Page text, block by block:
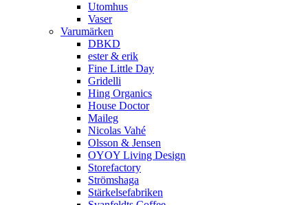
Utomhus
Vaser
Varumärken
DBKD
ester & erik
Fine Little Day
Gridelli
Hing Organics
House Doctor
Maileg
Nicolas Vahé
Olsson & Jensen
OYOY Living Design
Storefactory
Strömshaga
Stärkelsefabriken